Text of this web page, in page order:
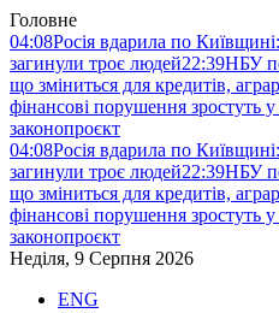
Головне
04:08Росія вдарила по
загинули троє людей22:39НБУ
що зміниться для кредитів,
фінансові порушення зростуть
законопроєкт
04:08Росія вдарила по
загинули троє людей22:39НБУ
що зміниться для кредитів,
фінансові порушення зростуть
законопроєкт
Неділя, 9 Серпня 2026
ENG